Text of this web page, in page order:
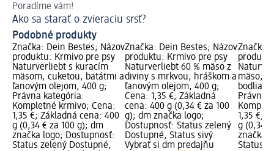
Poradíme vám!
Ako sa starať o zvieraciu srsť?
Podobné produkty
Značka: Dein Bestes; Názov
produktu: Krmivo pre psy
Naturverliebt s kuracím
mäsom, cuketou, batátmi a
ľanovým olejom, 400 g;
Právna kategória:
Kompletné krmivo; Cena:
1,35 €; Základná cena: 400
g (0,34 € za 100 g); dm
značka logo; Dostupnosť:
Status zelený Dostupné,
Značka: Dein Bestes; Názov
produktu: Krmivo pre psy
Naturverliebt 60 % mäso z
diviny s mrkvou, hráškom a
ľanovým olejom, 400 g;
Cena: 1,35 €; Základná
cena: 400 g (0,34 € za 100
g); dm značka logo;
Dostupnosť: Status zelený
Dostupné, Status sivý
Vybrať si dm predajňu
Značka:
mäso,
Právna
1,35 €;
g (0,34
značka
Status